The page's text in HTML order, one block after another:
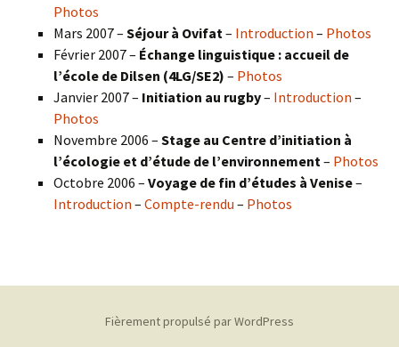
Photos
Mars 2007 – Séjour à Ovifat – Introduction – Photos
Février 2007 – Échange linguistique : accueil de
l’école de Dilsen (4LG/SE2) – Photos
Janvier 2007 – Initiation au rugby– Introduction –
Photos
Novembre 2006 – Stage au Centre d’initiation à
l’écologie et d’étude de l’environnement – Photos
Octobre 2006 – Voyage de fin d’études à Venise–
Introduction – Compte-rendu – Photos
Fièrement propulsé par WordPress